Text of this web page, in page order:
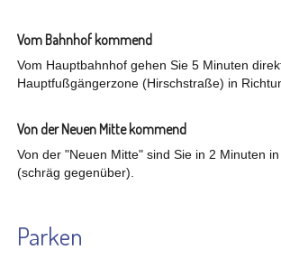
Vom Bahnhof kommend
Vom Hauptbahnhof gehen Sie 5 Minuten
Hauptfußgängerzone (Hirschstraße) in
Von der Neuen Mitte kommend
Von der "Neuen Mitte" sind Sie in 2 Minuten
(schräg gegenüber).
Parken